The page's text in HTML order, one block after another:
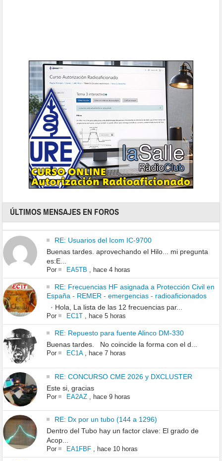
ÚLTIMOS MENSAJES EN FOROS
RE: Usuarios del Icom IC-9700
Buenas tardes. aprovechando el Hilo... mi pregunta
es:E...
Por EA5TB , hace 4 horas
RE: Frecuencias HF asignada a Protección Civil en
España - REMER - emergencias - radioaficionados
· Hola, La lista de las 12 frecuencias par...
Por EC1T, hace 5 horas
RE: Repuesto para fuente Alinco DM-330
Buenas tardes. No coincide la forma con el d...
Por EC1A, hace 7 horas
RE: CONCURSO CME 2026 y DXCLUSTER
Este si, gracias
Por EA2AZ, hace 9 horas
RE: Dx por un tubo (144 a 1296)
Dentro del Tubo hay un factor clave: El grado de
Acop...
Por EA1FBF, hace 10 horas